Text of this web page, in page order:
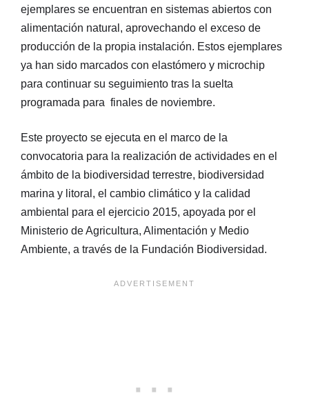
ejemplares se encuentran en sistemas abiertos con
alimentación natural, aprovechando el exceso de
producción de la propia instalación. Estos ejemplares
ya han sido marcados con elastómero y microchip
para continuar su seguimiento tras la suelta
programada para finales de noviembre.
Este proyecto se ejecuta en el marco de la
convocatoria para la realización de actividades en el
ámbito de la biodiversidad terrestre, biodiversidad
marina y litoral, el cambio climático y la calidad
ambiental para el ejercicio 2015, apoyada por el
Ministerio de Agricultura, Alimentación y Medio
Ambiente, a través de la Fundación Biodiversidad.